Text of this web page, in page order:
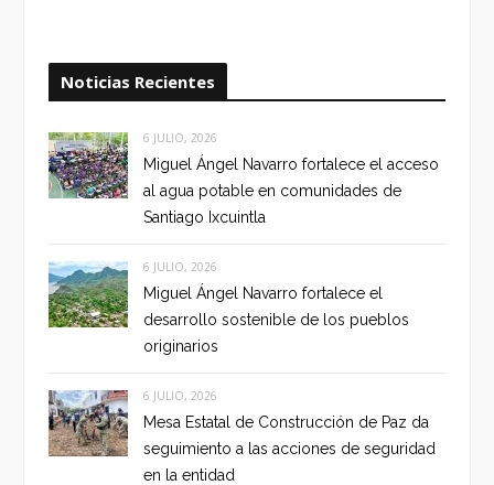
Noticias Recientes
6 JULIO, 2026
Miguel Ángel Navarro fortalece el acceso
al agua potable en comunidades de
Santiago Ixcuintla
6 JULIO, 2026
Miguel Ángel Navarro fortalece el
desarrollo sostenible de los pueblos
originarios
6 JULIO, 2026
Mesa Estatal de Construcción de Paz da
seguimiento a las acciones de seguridad
en la entidad